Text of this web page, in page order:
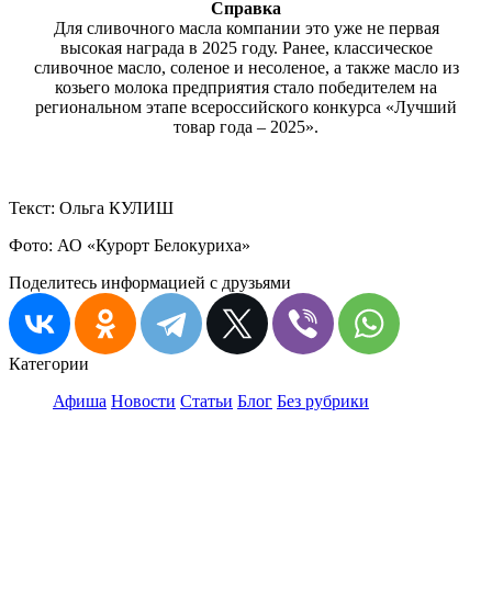
Справка
Для сливочного масла компании это уже не первая
высокая награда в 2025 году. Ранее, классическое
сливочное масло, соленое и несоленое, а также масло из
козьего молока предприятия стало победителем на
региональном этапе всероссийского конкурса «Лучший
товар года – 2025».
Текст: Ольга КУЛИШ
Фото: АО «Курорт Белокуриха»
Поделитесь информацией с друзьями
Категории
Афиша Новости Статьи Блог Без рубрики